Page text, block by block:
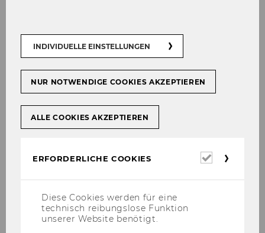
Core disci­pli­ne:Eco­no­mic Psy­cho­lo­gy
Em­ploy­ment after the DIBT Pro­gram:
and En­er­gy Po­li­cy, Tech­ni­cal Uni­ver­si­ty Den­
mark (DTU)
INDIVIDUELLE EINSTELLUNGEN
NUR NOTWENDIGE COOKIES AKZEPTIEREN
ALLE COOKIES AKZEPTIEREN
ERFORDERLICHE COOKIES
Diese Cookies werden für eine
technisch reibungslose Funktion
unserer Website benötigt.